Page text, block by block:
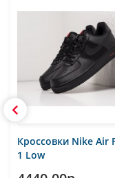
Кроссовки Nike Air
1 Low